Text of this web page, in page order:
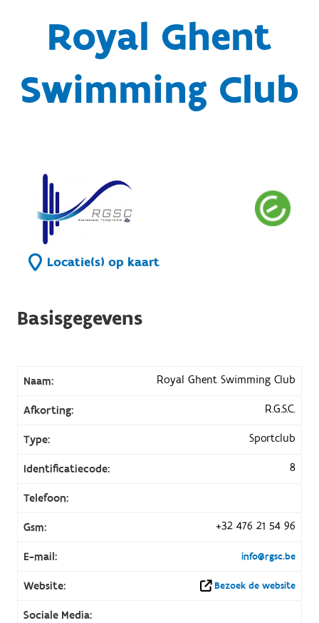
Royal Ghent
Swimming Club
Locatie(s) op kaart
Basisgegevens
Naam: Royal Ghent Swimming Club
Afkorting: R.G.S.C.
Type: Sportclub
Identificatiecode: 8
Telefoon:
Gsm: +32 476 21 54 96
E-mail: info@rgsc.be
Website: Bezoek de website
Sociale Media: